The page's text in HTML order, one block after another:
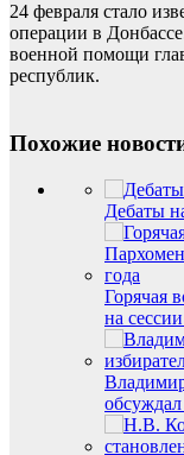
24 февраля стало
операции в
военной помощи
республик.
Похожие
Дебаты
Горячая
на